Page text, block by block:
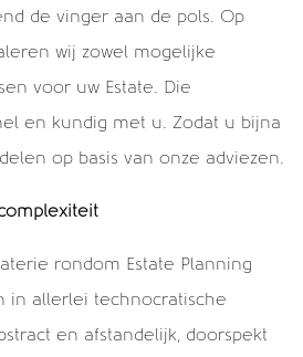
de vinger aan de pols. Op
wij zowel mogelijke
voor uw Estate. Die
en kundig met u. Zodat u bijna
op basis van onze adviezen.
rondom Estate Planning
in allerlei technocratische
en afstandelijk, doorspekt